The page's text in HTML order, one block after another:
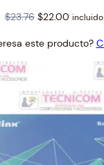
$23.76 Original
was:
$22.00Current
is:
$22.00.
incluido
este producto?